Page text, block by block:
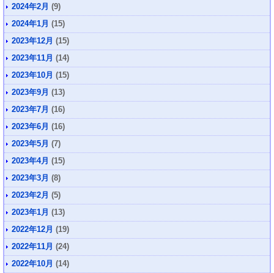
2024年2月 (9)
2024年1月 (15)
2023年12月 (15)
2023年11月 (14)
2023年10月 (15)
2023年9月 (13)
2023年7月 (16)
2023年6月 (16)
2023年5月 (7)
2023年4月 (15)
2023年3月 (8)
2023年2月 (5)
2023年1月 (13)
2022年12月 (19)
2022年11月 (24)
2022年10月 (14)